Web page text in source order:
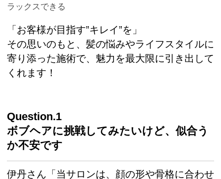
ラックスできる
「お客様が目指す”キレイ”を」
その思いのもと、髪の悩みやライフスタイルに
寄り添った施術で、魅力を最大限に引き出して
くれます！
Question.1
ボブヘアに挑戦してみたいけど、似合う
か不安です
伊丹さん「当サロンは、顔の形や骨格に合わせ